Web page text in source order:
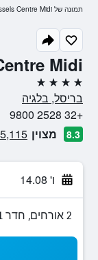
Midi
4 כוכבים
בריסל, בלגיה
+32 2528 9800
8.3 מצוין 5,115 דירוגים מאומתים
ו' 14.08
2 אורחים, חדר 1
תמונה של Pullman Brussels Centre Midi